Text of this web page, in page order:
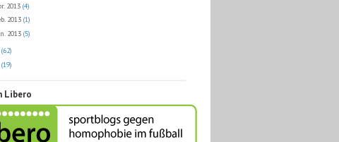
2013 (4)
2013 (1)
2013 (5)
(62)
(19)
Libero